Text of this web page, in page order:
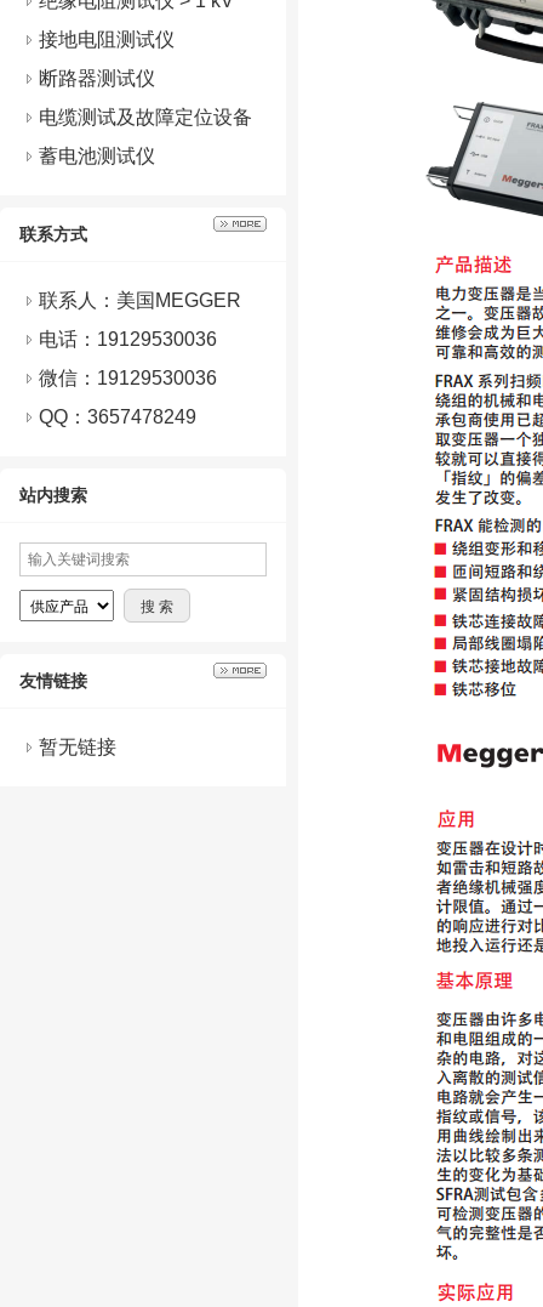
接地电阻测试仪
断路器测试仪
电缆测试及故障定位设备
蓄电池测试仪
联系方式
联系人：美国MEGGER
电话：19129530036
微信： 19129530036
QQ： 3657478249
站内搜索
友情链接
暂无链接